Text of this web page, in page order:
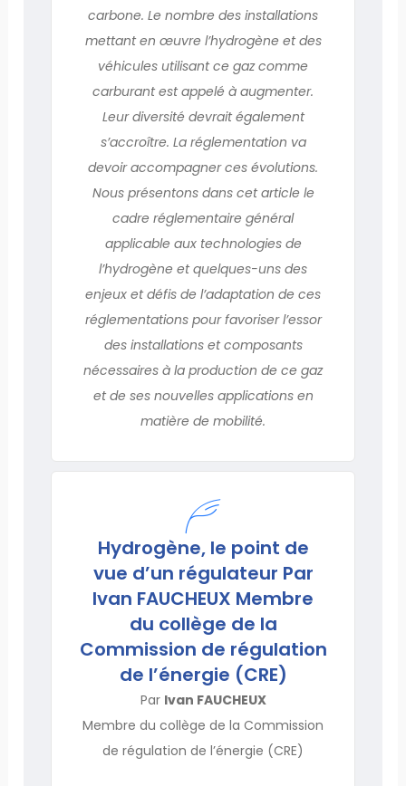
carbone. Le nombre des installations
mettant en œuvre l’hydrogène et des
véhicules utilisant ce gaz comme
carburant est appelé à augmenter.
Leur diversité devrait également
s’accroître. La réglementation va
devoir accompagner ces évolutions.
Nous présentons dans cet article le
cadre réglementaire général
applicable aux technologies de
l’hydrogène et quelques-uns des
enjeux et défis de l’adaptation de ces
réglementations pour favoriser l’essor
des installations et composants
nécessaires à la production de ce gaz
et de ses nouvelles applications en
matière de mobilité.
Hydrogène, le point de
vue d’un régulateur Par
Ivan FAUCHEUX Membre
du collège de la
Commission de régulation
de l’énergie (CRE)
Par Ivan FAUCHEUX
Membre du collège de la Commission
de régulation de l’énergie (CRE)